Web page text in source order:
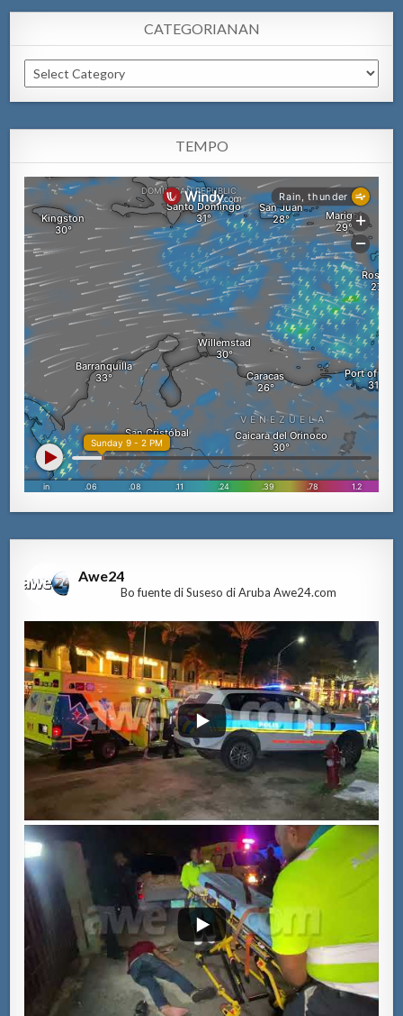
CATEGORIANAN
Categorianan
TEMPO
Awe24
Bo fuente di Suseso di Aruba Awe24.com